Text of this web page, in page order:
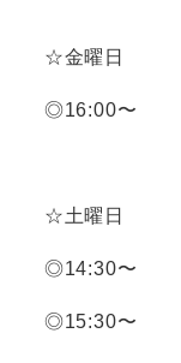
☆金曜日
◎16:00〜
☆土曜日
◎14:30〜
◎15:30〜